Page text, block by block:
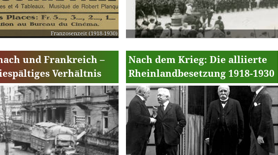
Franzosenzeit (1918-1930)
und Frankreich –
Verhältnis
Nach dem Krieg: Die alliierte
Rheinlandbesetzung 1918-1930